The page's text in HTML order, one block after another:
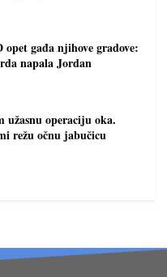
gađa njihove gradove:
napala Jordan
užasnu operaciju oka.
režu očnu jabučicu